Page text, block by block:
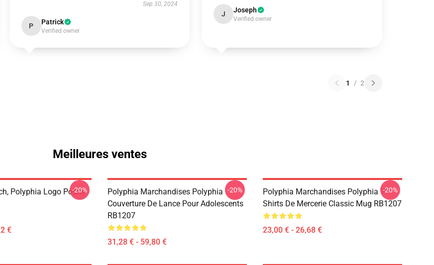
Sep 30, 2024
P Patrick
Verified owner
J Joseph
Verified owner
1 / 2
Meilleures ventes
Polyphia Logo Poster
€
-20%
Polyphia Marchandises Polyphia
Couverture De Lance Pour Adolescents
RB1207
31,28 € - 59,80 €
-20%
Polyphia Marchandises Polyphia T-
Shirts De Mercerie Classic Mug RB1207
23,00 € - 26,68 €
-20%